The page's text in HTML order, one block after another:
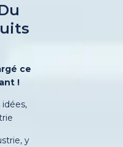
ce
!
y